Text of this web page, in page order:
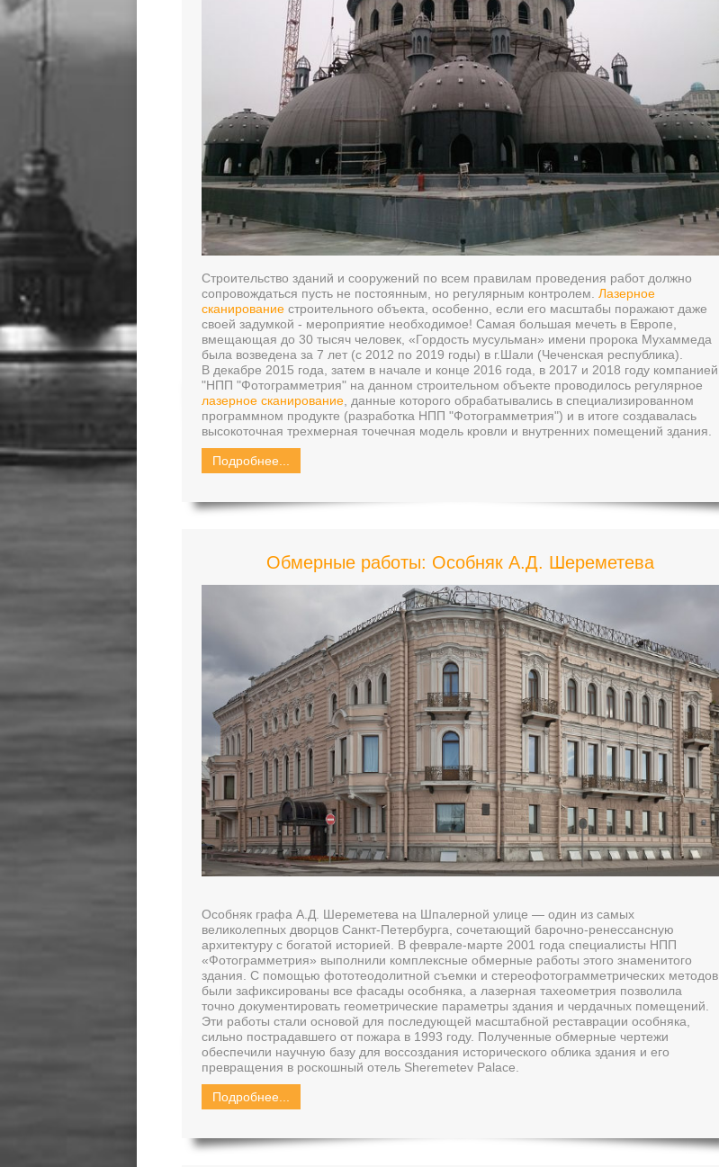
Строительство зданий и сооружений по всем правилам проведения работ должно
сопровождаться пусть не постоянным, но регулярным контролем. Лазерное
сканирование строительного объекта, особенно, если его масштабы поражают даже
своей задумкой - мероприятие необходимое! Самая большая мечеть в Европе,
вмещающая до 30 тысяч человек, «Гордость мусульман» имени пророка Мухаммеда
была возведена за 7 лет (с 2012 по 2019 годы) в г.Шали (Чеченская республика).
В декабре 2015 года, затем в начале и конце 2016 года, в 2017 и 2018 году компанией
"НПП "Фотограмметрия" на данном строительном объекте проводилось регулярное
лазерное сканирование , данные которого обрабатывались в специализированном
программном продукте (разработка НПП "Фотограмметрия") и в итоге создавалась
высокоточная трехмерная точечная модель кровли и внутренних помещений здания.
Подробнее...
Обмерные работы: Особняк А.Д. Шереметева
Особняк графа А.Д. Шереметева на Шпалерной улице — один из самых
великолепных дворцов Санкт-Петербурга, сочетающий барочно-ренессансную
архитектуру с богатой историей. В феврале-марте 2001 года специалисты НПП
«Фотограмметрия» выполнили комплексные обмерные работы этого знаменитого
здания. С помощью фототеодолитной съемки и стереофотограмметрических методов
были зафиксированы все фасады особняка, а лазерная тахеометрия позволила
точно документировать геометрические параметры здания и чердачных помещений.
Эти работы стали основой для последующей масштабной реставрации особняка,
сильно пострадавшего от пожара в 1993 году. Полученные обмерные чертежи
обеспечили научную базу для воссоздания исторического облика здания и его
превращения в роскошный отель Sheremetev Palace.
Подробнее...